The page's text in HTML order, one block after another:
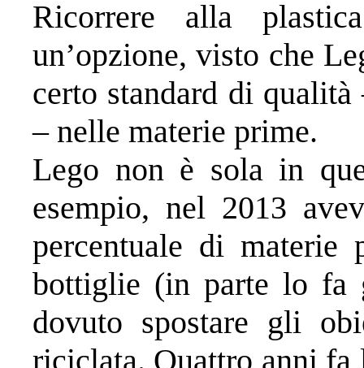
Ricorrere alla
un’opzione, visto che
certo standard di
– nelle materie prime.
Lego non è sola in
esempio, nel 2013
percentuale di
bottiglie (in parte lo fa
dovuto spostare gli
riciclata. Quattro anni fa